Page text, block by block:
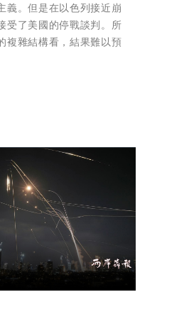
義。但是在以色列接近崩
受了美國的停戰談判。所
複雜結構看，結果難以預